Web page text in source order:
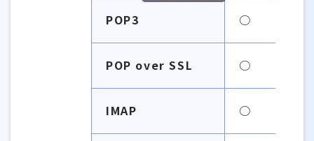
POP3 ○
POP over SSL ○
IMAP ○